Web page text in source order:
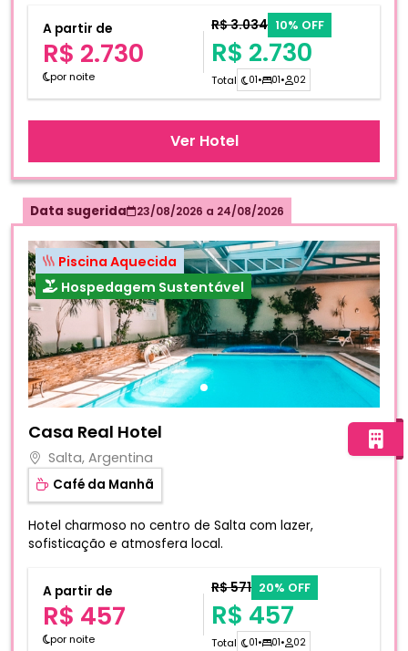
A partir de
R$ 2.730
por noite
R$ 3.034 10% OFF
R$ 2.730
Total 01• 01• 02
Ver Hotel
Data sugerida 23/08/2026 a 24/08/2026
Piscina Aquecida
Hospedagem Sustentável
Casa Real Hotel
Salta, Argentina
Café da Manhã
Hotel charmoso no centro de Salta com lazer,
sofisticação e atmosfera local.
A partir de
R$ 457
por noite
R$ 571 20% OFF
R$ 457
Total 01• 01• 02